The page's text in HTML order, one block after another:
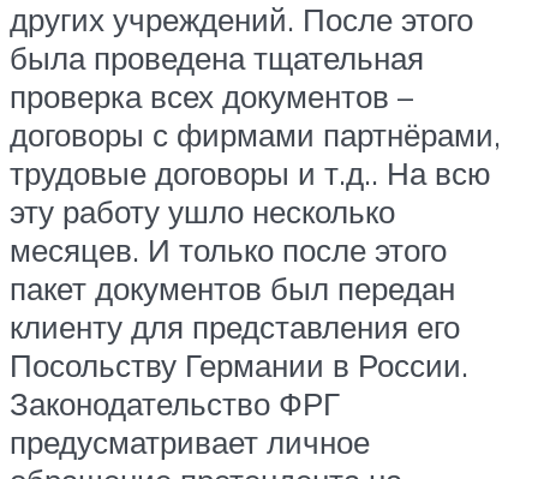
других учреждений. После этого
была проведена тщательная
проверка всех документов –
договоры с фирмами партнёрами,
трудовые договоры и т.д.. На всю
эту работу ушло несколько
месяцев. И только после этого
пакет документов был передан
клиенту для представления его
Посольству Германии в России.
Законодательство ФРГ
предусматривает личное